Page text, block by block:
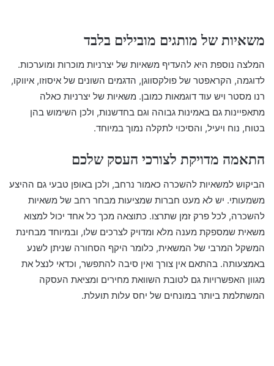
משאיות של מותגים מובילים בלבד
המלצה נוספת היא להעדיף משאיות של יצרניות מוכרות ומוערכות.
לדוגמה, הקראפטר של פולקסווגן, הדגמים השונים של איסוזו, איווקו,
רנו מסטר ויש עוד דוגמאות כמובן. משאיות של יצרניות כאלה
מתאפיינות גם באמינות גבוהה וגם בחדשנות, ולכן השימוש בהן
בטוח, נוח ויעיל, והסיכוי לתקלה נמוך במיוחד.
התאמה מדויקת לצורכי העסק שלכם
הביקוש למשאיות להשכרה כאמור נרחב, ולכן באופן טבעי גם ההיצע
משמעותי. יש לא מעט חברות שמציעות מבחר רחב של משאיות
להשכרה, לכל פרק זמן שתרצו. כתוצאה מכך כל אחד יכול למצוא
משאית שמספקת מענה מלא ומדויק לצרכים שלו, ובמיוחד מבחינת
המשקל המרבי של המשאית, כלומר היקף הסחורה שניתן לשנע
באמצעותה. בהתאם אין צורך ואין סיבה להתפשר, וכדאי לנצל את
מגוון האפשרויות גם לטובת השוואת מחירים ומציאת העסקה
המשתלמת ביותר במונחים של יחס עלות תועלת.